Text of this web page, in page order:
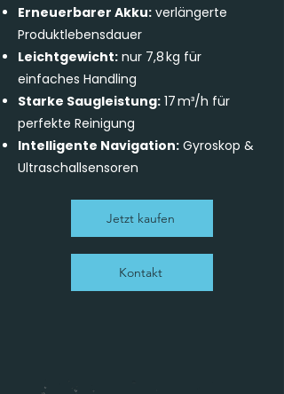
Erneuerbarer Akku: verlängerte
Produktlebensdauer
Leichtgewicht: nur 7,8 kg für
einfaches Handling
Starke Saugleistung: 17 m³/h für
perfekte Reinigung
Intelligente Navigation: Gyroskop &
Ultraschallsensoren
Jetzt kaufen
Kontakt